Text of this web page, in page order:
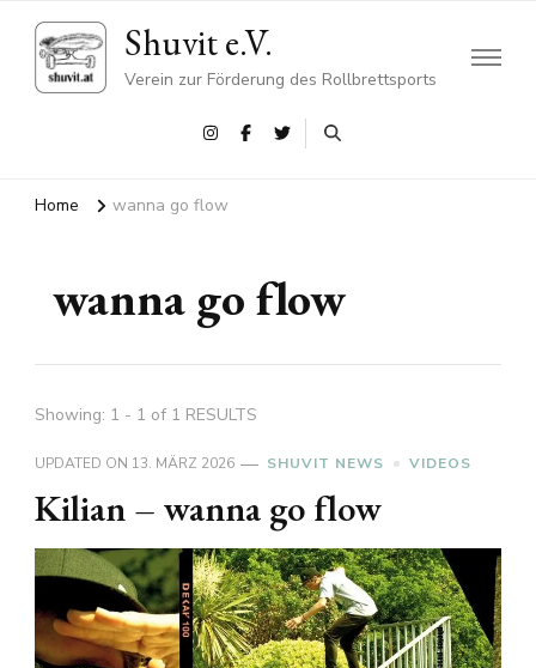
Shuvit e.V.
Verein zur Förderung des Rollbrettsports
Home wanna go flow
wanna go flow
Showing: 1 - 1 of 1 RESULTS
UPDATED ON 13. MÄRZ 2026 SHUVIT NEWS VIDEOS
Kilian – wanna go flow